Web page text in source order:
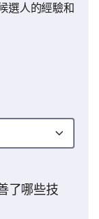
選人的經驗和
了哪些技